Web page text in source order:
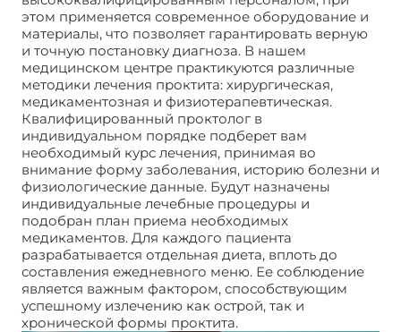
этом применяется современное оборудование и
материалы, что позволяет гарантировать верную
и точную постановку диагноза. В нашем
медицинском центре практикуются различные
методики лечения проктита: хирургическая,
медикаментозная и физиотерапевтическая.
Квалифицированный проктолог в
индивидуальном порядке подберет вам
необходимый курс лечения, принимая во
внимание форму заболевания, историю болезни и
физиологические данные. Будут назначены
индивидуальные лечебные процедуры и
подобран план приема необходимых
медикаментов. Для каждого пациента
разрабатывается отдельная диета, вплоть до
составления ежедневного меню. Ее соблюдение
является важным фактором, способствующим
успешному излечению как острой, так и
хронической формы проктита.